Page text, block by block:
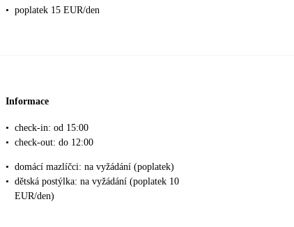
• poplatek 15 EUR/den
Informace
• check-in: od 15:00
• check-out: do 12:00
• domácí mazlíčci: na vyžádání (poplatek)
• dětská postýlka: na vyžádání (poplatek 10
EUR/den)